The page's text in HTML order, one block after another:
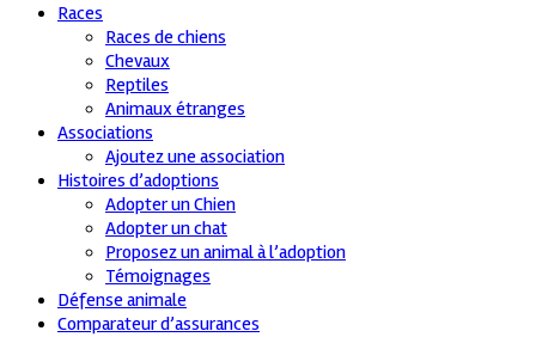
Races
Races de chiens
Chevaux
Reptiles
Animaux étranges
Associations
Ajoutez une association
Histoires d’adoptions
Adopter un Chien
Adopter un chat
Proposez un animal à l’adoption
Témoignages
Défense animale
Comparateur d’assurances